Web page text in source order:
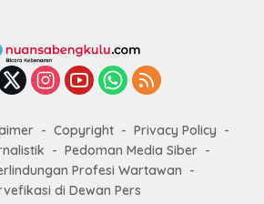
Copyright
Privacy Policy
Pedoman Media Siber
Profesi Wartawan
di Dewan Pers